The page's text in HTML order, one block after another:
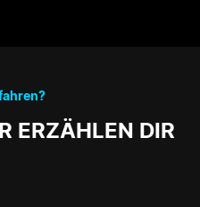
ERZÄHLEN DIR